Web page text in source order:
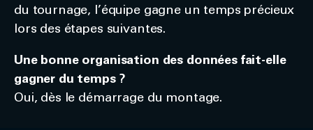
du tournage, l’équipe gagne un temps précieux
lors des étapes suivantes.
Une bonne organisation des données fait-elle
gagner du temps ?
Oui, dès le démarrage du montage.